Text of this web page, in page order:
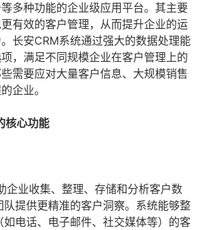
多种功能的企业级应用平台。其主要
有效的客户管理，从而提升企业的运
长安CRM系统通过强大的数据处理能
，满足不同规模企业在客户管理上的
需要应对大量客户信息、大规模销售
企业。
核心功能
企业收集、整理、存储和分析客户数
提供更精准的客户洞察。系统能够整
电话、电子邮件、社交媒体等）的客